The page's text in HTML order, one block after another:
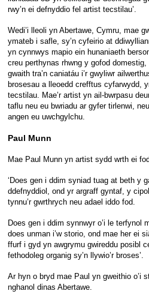
rwy’n ei defnyddio fel artist tecstilau’.
Wedi’i lleoli yn Abertawe, Cymru, mae
ymateb i safle, sy’n cyfeirio at
yn cynnwys mapio ein hunaniaeth
creu perthynas rhwng y gofod
gwaith tra’n caniatáu i’r gwyliwr
brosesau a lleoedd crefftus cyfarwydd,
tecstilau. Mae’r artist yn ail-bwrpasu
taflu neu eu bwriadu ar gyfer tirlenwi,
angen eu uwchgylchu.
Paul Munn
Mae Paul Munn yn artist sydd wrth ei
‘Does gen i ddim syniad tuag at beth y
ddefnyddiol, ond yr argraff gyntaf, y
tynnu’r gwrthrych neu adael iddo fod.
Does gen i ddim synnwyr o’i le terfynol
does unman i’w storio, ond mae her ei
ffurf i gyd yn awgrymu gwireddu posibl
fethodoleg organig sy’n llywio’r broses’.
Ar hyn o bryd mae Paul yn gweithio o’i
nghanol dinas Abertawe.